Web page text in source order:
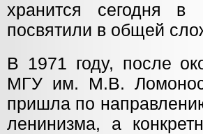
хранится сегодня
посвятили в общей
В 1971 году, после
МГУ им. М.В.
пришла по
ленинизма, а